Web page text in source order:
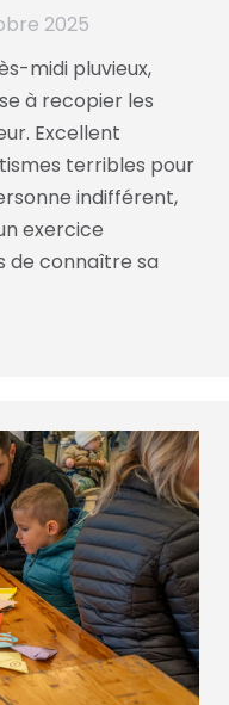
2025
midi pluvieux,
à recopier les
Excellent
terribles pour
indifférent,
exercice
de connaître sa